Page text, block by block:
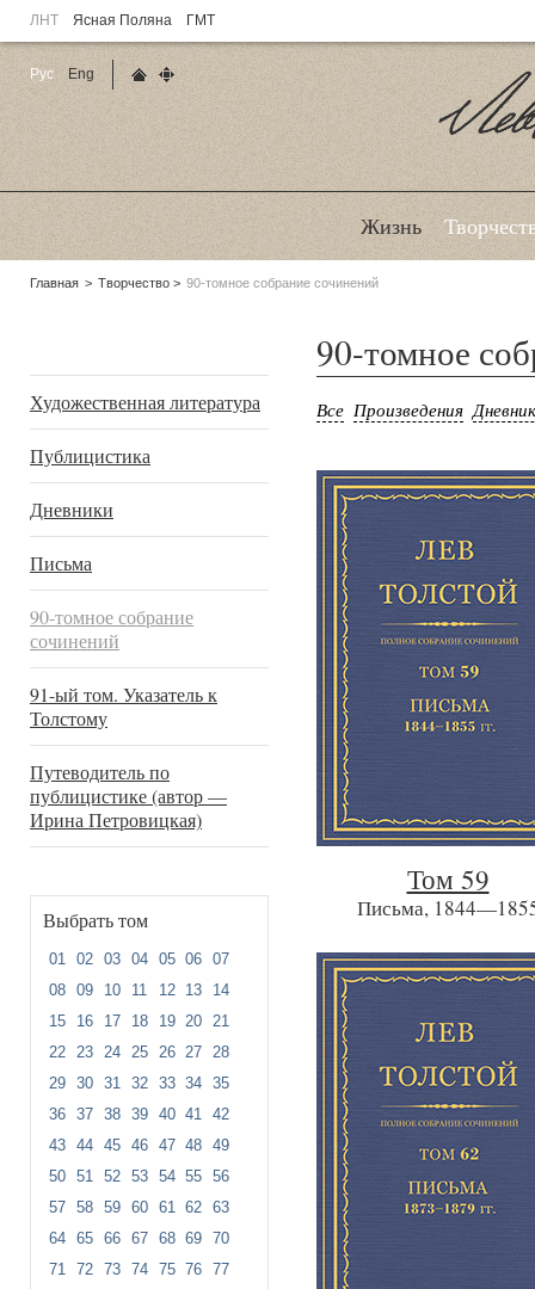
ЛНТ Ясная Поляна ГМТ
Жизнь
Родительские
Главная Творчество 90-томное собрание сочинений
Художественная литература
Публицистика
Дневники
Письма
90-томное собрание
сочинений
91-ый том. Указатель к
Толстому
Путеводитель по
публицистике (автор —
Ирина Петровицкая)
Выбрать том
01 02 03 04 05 06
07
08 09 10 11 12 13
14
15
16 17 18 19 20
21
22
23 24 25 26 27
28
29 30 31 32 33 34
35
36 37 38 39 40 41
42
43 44 45 46 47 48
49
50 51 52 53 54 55
56
57 58 59 60 61 62
63
64 65 66 67 68 69
70
71
72 73 74 75 76
77
90-томное
Все Произведения
Том 59
Письма,
Рус
Eng